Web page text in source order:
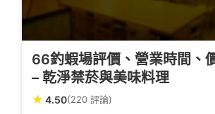
66釣蝦場評價、營業時間、
– 乾淨禁菸與美味料理
★ 4.50(220 評論)